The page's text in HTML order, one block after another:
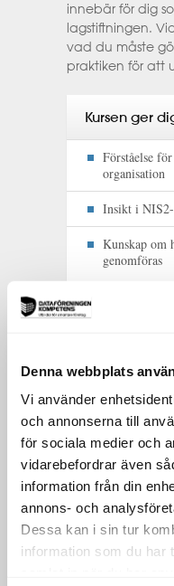
Denna webbplats
Vi använder
och annonserna till
för sociala medier och
vidarebefordrar även
information från din
annons- och
Dessa kan i sin tur
information som du har
innebär för dig
lagstiftningen.
vad du måste
praktiken för att
Kursen ger
Förståelse
organisation
Insikt i
Kunskap om
genomföras
Kursen vänder
eller kommer
organisations
Roller som
IT-chefer